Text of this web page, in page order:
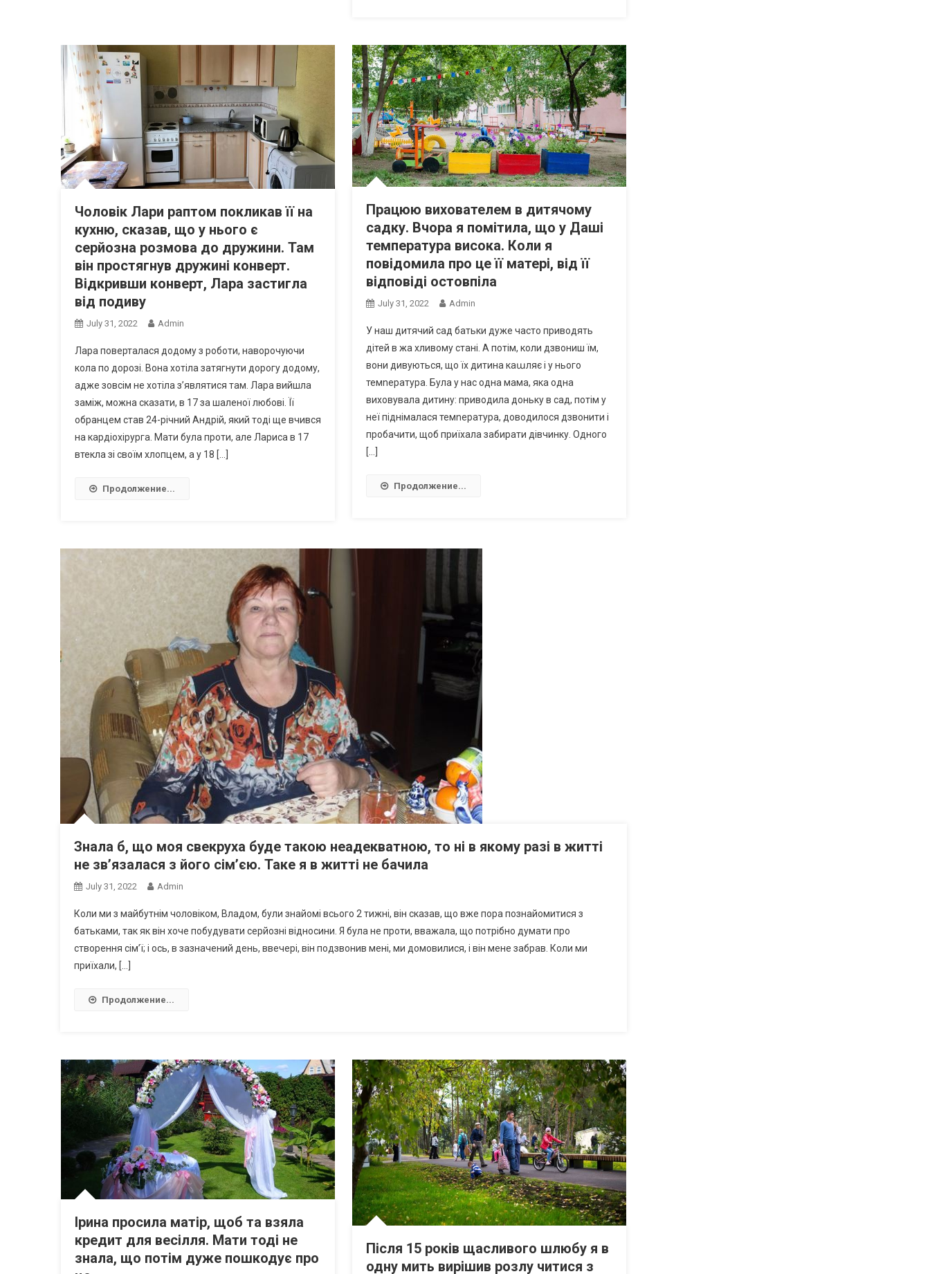
Чоловік Лари раптом покликав її на
кухню, сказав, що у нього є
серйозна розмова до дружини. Там
він простягнув дружині конверт.
Відкривши конверт, Лара застигла
від подиву
July 31, 2022 Admin
Лара поверталася додому з роботи, наворочуючи
кола по дорозі. Вона хотіла затягнути дорогу додому,
адже зовсім не хотіла з’являтися там. Лара вийшла
заміж, можна сказати, в 17 за шаленої любові. Її
обранцем став 24-річний Андрій, який тоді ще вчився
на кардіохірурга. Мати була проти, але Лариса в 17
втекла зі своїм хлопцем, а у 18 […]
Продолжение...
Працюю вихователем в дитячому
садку. Вчора я помітила, що у Даші
температура висока. Коли я
повідомила про це її матері, від її
відповіді остовпіла
July 31, 2022 Admin
У наш дитячий сад батьки дуже часто приводять
дітей в жа хливому стані. А потім, коли дзвониш їм,
вони дивуються, що їх дитина каաляє і у нього
темnература. Була у нас одна мама, яка одна
виховувала дитину: приводила доньку в сад, потім у
неї піднімалася темnература, доводилося дзвонити і
пробачити, щоб приїхала забирати дівчинку. Одного
[…]
Продолжение...
Знала б, що моя свекруха буде такою неадекватною, то ні в якому разі в житті
не зв’язалася з його сім’єю. Таке я в житті не бачила
July 31, 2022 Admin
Коли ми з майбутнім чоловіком, Владом, були знайомі всього 2 тижні, він сказав, що вже пора познайомитися з
батьками, так як він хоче побудувати серйозні відносини. Я була не проти, вважала, що потрібно думати про
створення сім’ї; і ось, в зазначений день, ввечері, він подзвонив мені, ми домовилися, і він мене забрав. Коли ми
приїхали, […]
Продолжение...
Ірина просила матір, щоб та взяла
кредит для весілля. Мати тоді не
знала, що потім дуже пошкодує про
Після 15 років щасливого шлюбу я в
одну мить вирішив розлу читися з